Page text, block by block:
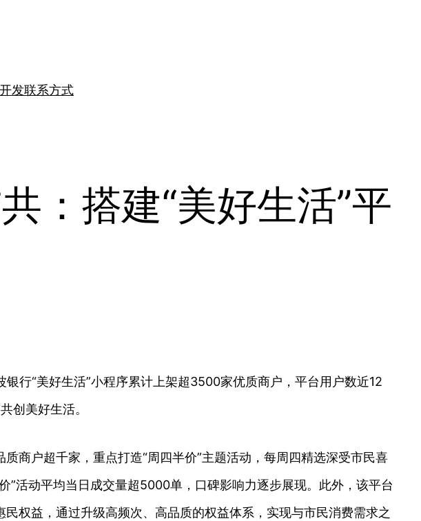
发联系方式
：搭建“美好生活”平
行“美好生活”小程序累计上架超3500家优质商户，平台用户数近12
创美好生活。
商户超千家，重点打造“周四半价”主题活动，每周四精选深受市民喜
活动平均当日成交量超5000单，口碑影响力逐步展现。此外，该平台
权益，通过升级高频次、高品质的权益体系，实现与市民消费需求之